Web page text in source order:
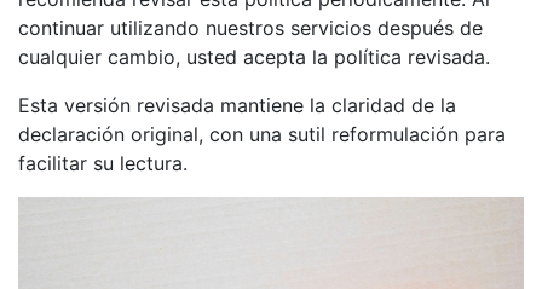
continuar utilizando nuestros servicios después de
cualquier cambio, usted acepta la política revisada.
Esta versión revisada mantiene la claridad de la
declaración original, con una sutil reformulación para
facilitar su lectura.